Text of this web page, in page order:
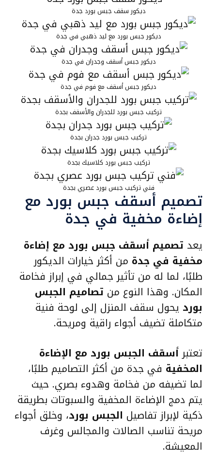
ديكور سقف جبس بورد جدة
ديكور جبس بورد مع ليد ذهبي في جدة
ديكور جبس أسقف وجدران في جدة
ديكور جبس أسقف مع فوم في جدة
تركيب جبس بورد للجدران والأسقف بجدة
تركيب جبس بورد جدران بجدة
تركيب جبس بورد كلاسيك بجدة
فني تركيب جبس بورد عصري بجدة
تصميم أسقف جبس بورد مع
إضاءة مخفية في جدة
يعد تصميم أسقف جبس بورد مع إضاءة
مخفية في جدة من أكثر خيارات الديكور
طلبًا، لما له من تأثير جمالي في إبراز فخامة
المكان. وهذا النوع من تصاميم الجبس
بورد يحول سقف المنزل إلى لوحة فنية
متكاملة تضيف أجواء راقية ومريحة.
تعتبر أسقف الجبس بورد مع الإضاءة
المخفية في جدة من أكثر التصاميم طلبًا،
لما تضيفه من فخامة وهدوء بصري. حيث
يتم دمج الإضاءة المخفية والسبوتات بطريقة
ذكية لإبراز تفاصيل الجبس بورد، وخلق أجواء
مريحة تناسب الصالات والمجالس وغرف
المعيشة.